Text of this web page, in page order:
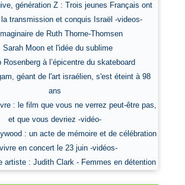
génération Z : Trois jeunes Français ont
transmission et conquis Israël -videos-
de Ruth Thorne-Thomsen
Sarah Moon et l'idée du sublime
Rosenberg à l’épicentre du skateboard
géant de l'art israélien, s'est éteint à 98
ans
: le film que vous ne verrez peut-être pas,
et que vous devriez -vidéo-
: un acte de mémoire et de célébration
en concert le 23 juin -vidéos-
artiste : Judith Clark - Femmes en détention